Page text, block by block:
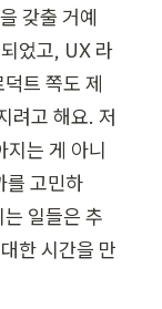
갖출 거예
었고, UX 라
트 쪽도 제
려고 해요. 저
지는 게 아니
를 고민하
일들은 추
한 시간을 만